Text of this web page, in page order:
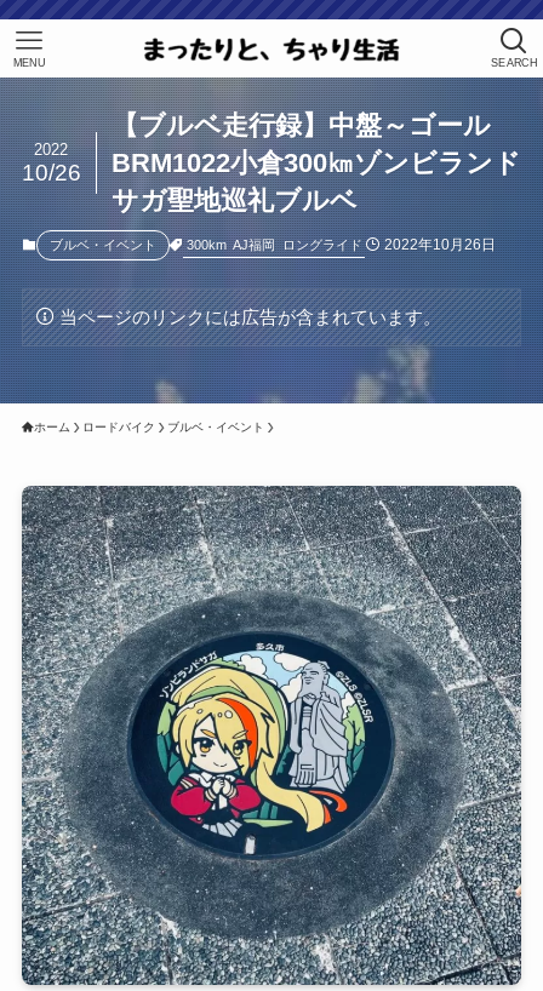
SEARCH
MENU
【ブルベ走行録】中盤～ゴール
BRM1022小倉300㎞ゾンビランド
サガ聖地巡礼ブルベ
2022
10/26
ブルベ・イベント 300km AJ福岡 ロングライド 2022年10月26日
当ページのリンクには広告が含まれています。
ホーム ロードバイク ブルベ・イベント